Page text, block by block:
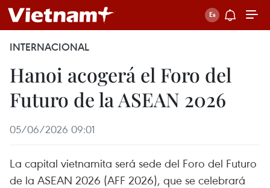
INTERNACIONAL
Hanoi acogerá el Foro del
Futuro de la ASEAN 2026
05/06/2026 09:01
La capital vietnamita será sede del Foro del Futuro
de la ASEAN 2026 (AFF 2026), que se celebrará